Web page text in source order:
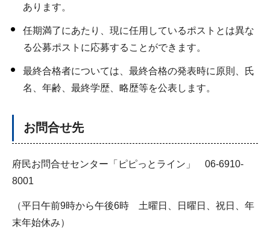
あります。
任期満了にあたり、現に任用しているポストとは異な
る公募ポストに応募することができます。
最終合格者については、最終合格の発表時に原則、氏
名、年齢、最終学歴、略歴等を公表します。
お問合せ先
府民お問合せセンター「ピピっとライン」 06-6910-
8001
（平日午前9時から午後6時 土曜日、日曜日、祝日、年
末年始休み）